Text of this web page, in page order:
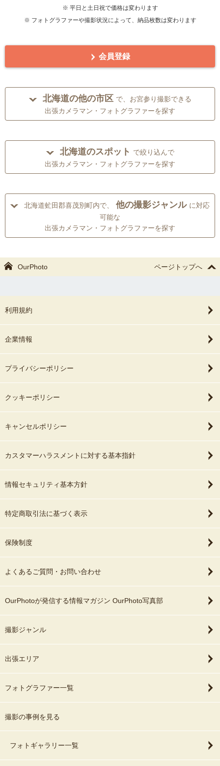
※ 平日と土日祝で価格は変わります
※ フォトグラファーや撮影状況によって、納品枚数は変わります
会員登録
北海道の他の市区 で、お宮参り撮影できる
出張カメラマン・フォトグラファーを探す
北海道のスポット で絞り込んで
出張カメラマン・フォトグラファーを探す
北海道虻田郡喜茂別町内で、 他の撮影ジャンル に対応
可能な
出張カメラマン・フォトグラファーを探す
OurPhoto ページトップへ
利用規約
企業情報
プライバシーポリシー
クッキーポリシー
キャンセルポリシー
カスタマーハラスメントに対する基本指針
情報セキュリティ基本方針
特定商取引法に基づく表示
保険制度
よくあるご質問・お問い合わせ
OurPhotoが発信する情報マガジン OurPhoto写真部
撮影ジャンル
出張エリア
フォトグラファー一覧
撮影の事例を見る
フォトギャラリー一覧